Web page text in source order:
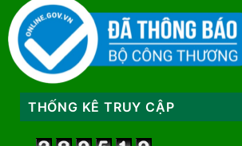
THỐNG KÊ TRUY CẬP